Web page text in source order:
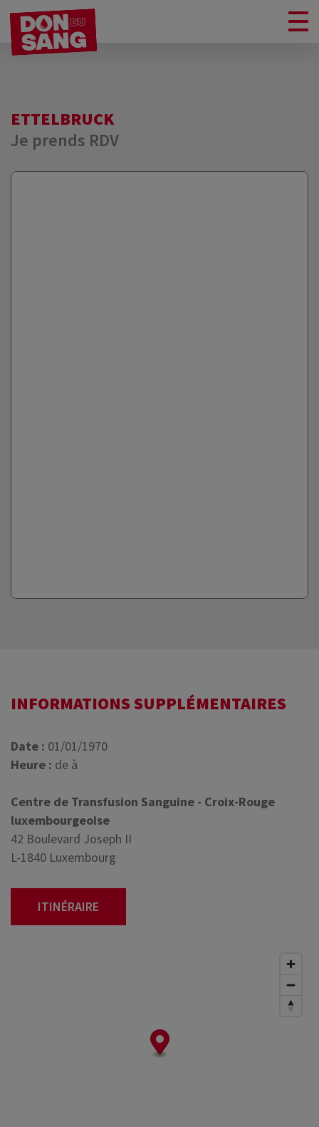
ETTELBRUCK
Je prends RDV
INFORMATIONS SUPPLÉMENTAIRES
Date : 01/01/1970
Heure : de à
Centre de Transfusion Sanguine - Croix-Rouge
luxembourgeoise
42 Boulevard Joseph II
L-1840 Luxembourg
ITINÉRAIRE